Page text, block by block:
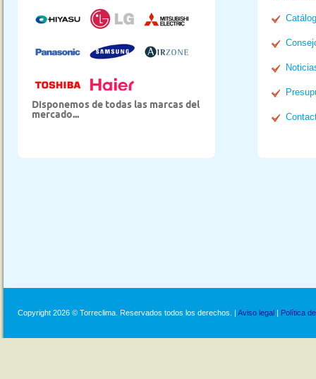
Disponemos de todas las marcas del
mercado...
Copyright 2026 © Torreclima. Reservados todos los derechos. | Aviso legal | Política